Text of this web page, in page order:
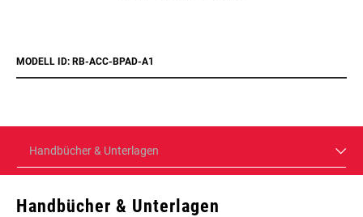
MODELL ID: RB-ACC-BPAD-A1
Handbücher & Unterlagen
Handbücher & Unterlagen